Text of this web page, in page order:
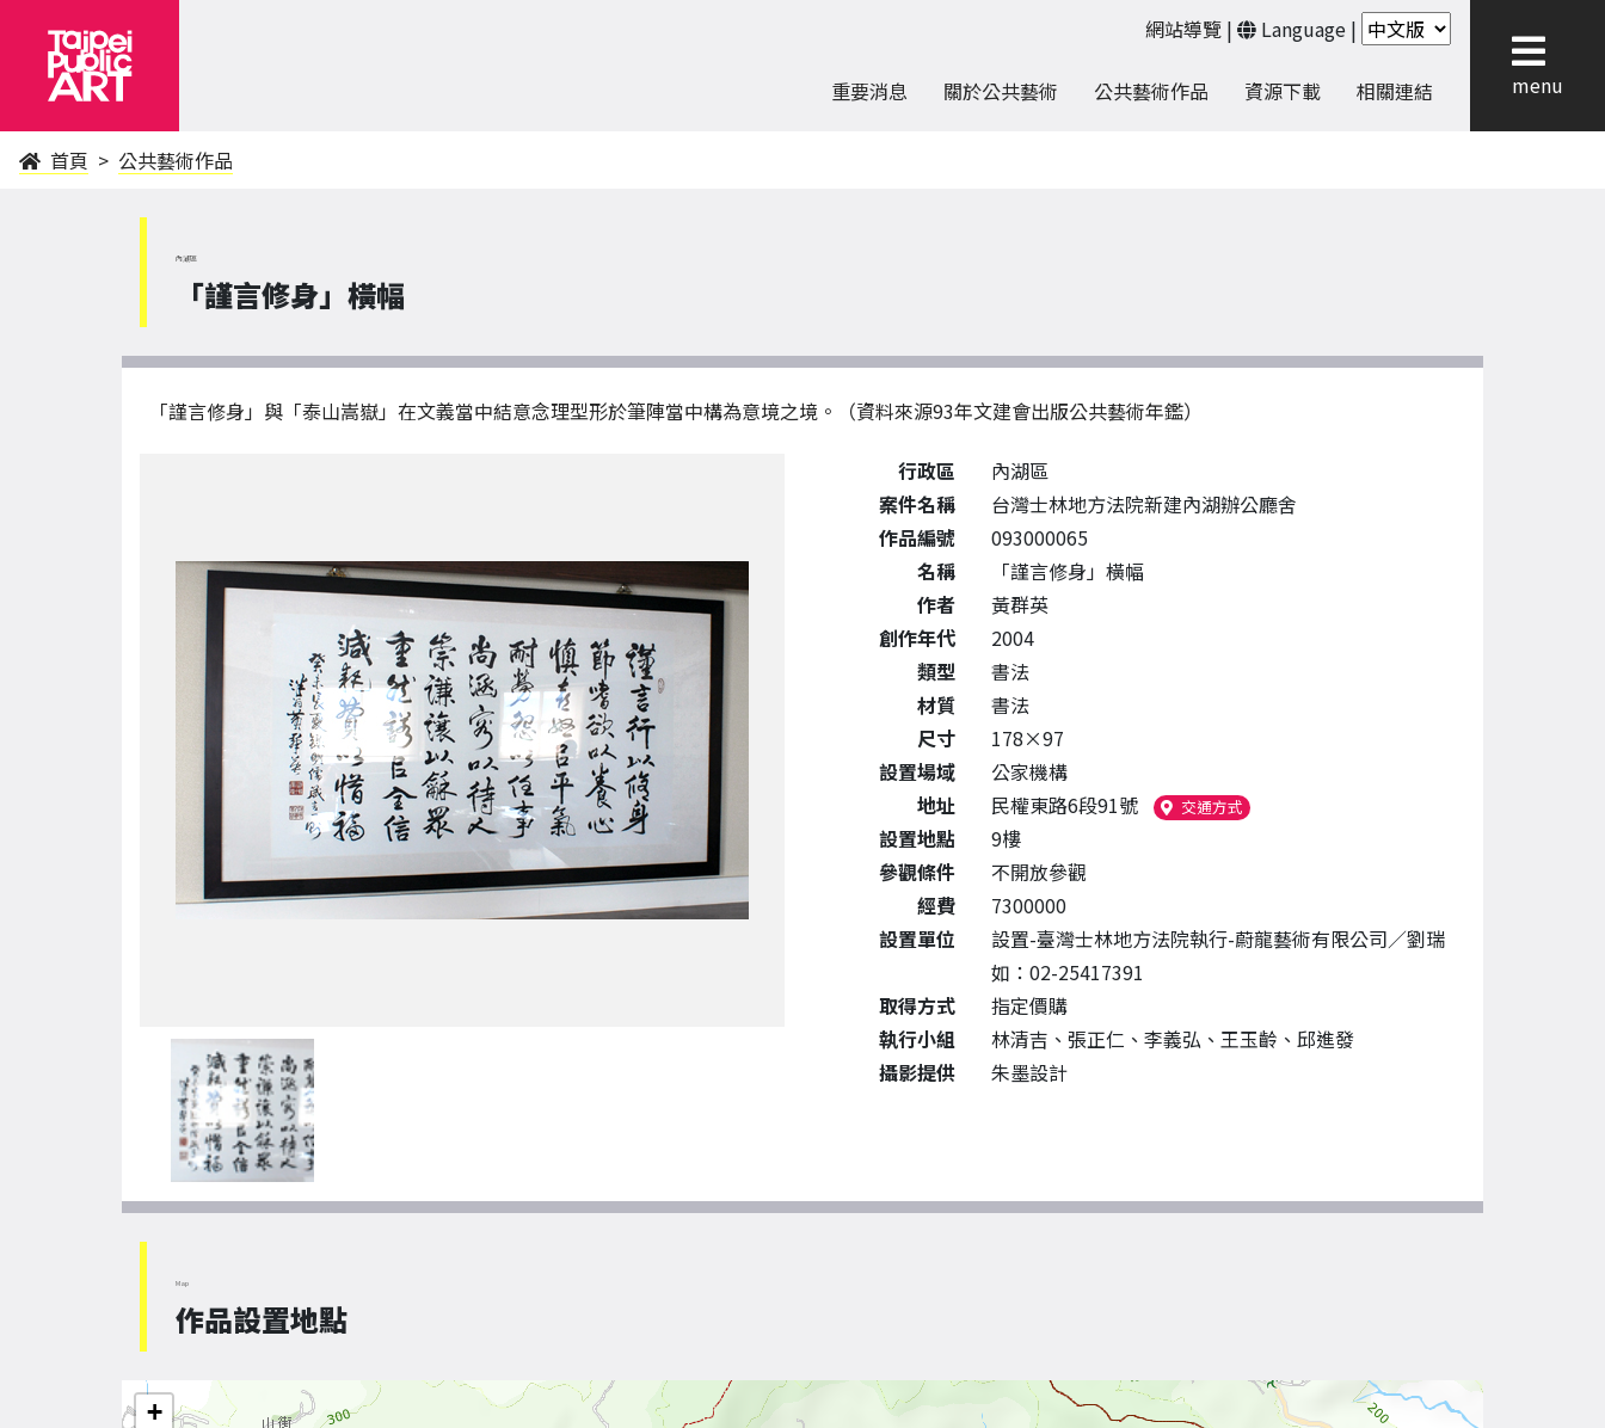
網站導覽 | Language |
重要消息 關於公共藝術 公共藝術作品 資源下載 相關連結 menu
首頁 公共藝術作品
內湖區
「謹言修身」橫幅
「謹言修身」與「泰山嵩嶽」在文義當中結意念理型形於筆陣當中構為意境之境。（資料來源93年文建會出版公共藝術年鑑）
公共藝術作品詳細資料
行政區
內湖區
案件名稱
台灣士林地方法院新建內湖辦公廳舍
作品編號
093000065
名稱
「謹言修身」橫幅
作者
黃群英
創作年代
2004
類型
書法
材質
書法
尺寸
178×97
設置場域
公家機構
地址
民權東路6段91號 交通方式（另開新視窗）
設置地點
9樓
參觀條件
不開放參觀
經費
7300000
設置單位
設置-臺灣士林地方法院執行-蔚龍藝術有限公司／劉瑞
如：02-25417391
取得方式
指定價購
執行小組
林清吉、張正仁、李義弘、王玉齡、邱進發
攝影提供
朱墨設計
Map
作品設置地點
+